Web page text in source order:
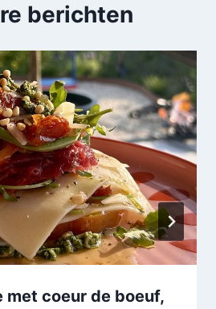
berichten
met coeur de boeuf,